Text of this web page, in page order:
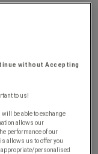
without Accepting
to us!
be able to exchange
allows our
performance of our
allows us to offer you
appropriate/personalised